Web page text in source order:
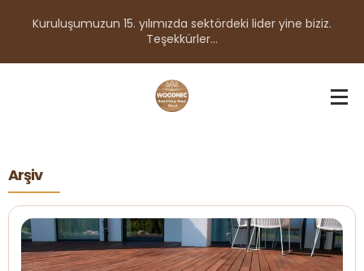
Kuruluşumuzun 15. yılımızda sektördeki lider yine biziz.
Teşekkürler...
Arşiv